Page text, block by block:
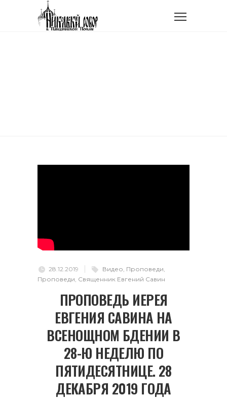
28.12.2019 Видео Проповеди
Проповеди Священник Евгений Савин
ПРОПОВЕДЬ ИЕРЕЯ
ЕВГЕНИЯ САВИНА НА
ВСЕНОЩНОМ БДЕНИИ В
28-Ю НЕДЕЛЮ ПО
ПЯТИДЕСЯТНИЦЕ. 28
ДЕКАБРЯ 2019 ГОДА